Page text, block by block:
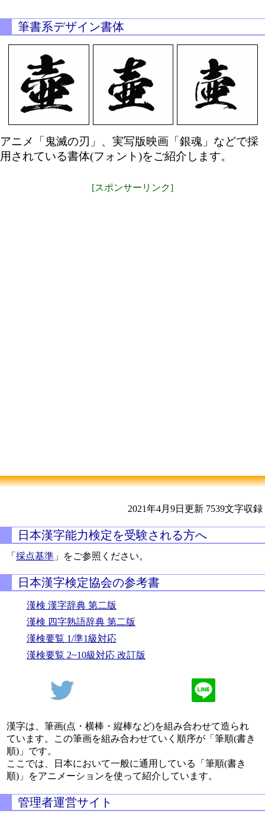
筆書系デザイン書体
アニメ「鬼滅の刃」、実写版映画「銀魂」などで採
用されている書体(フォント)をご紹介します。
[スポンサーリンク]
2021年4月9日更新 7539文字収録
日本漢字能力検定を受験される方へ
「採点基準 」をご参照ください。
日本漢字検定協会の参考書
漢検 漢字辞典 第二版
漢検 四字熟語辞典 第二版
漢検要覧 1/準1級対応
漢検要覧 2~10級対応 改訂版
漢字は、筆画(点・横棒・縦棒など)を組み合わせて造られ
ています。この筆画を組み合わせていく順序が「筆順(書き
順)」です。
ここでは、日本において一般に通用している「筆順(書き
順)」をアニメーションを使って紹介しています。
管理者運営サイト